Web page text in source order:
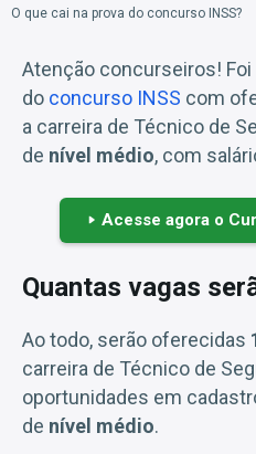
O que cai na prova do concurso INSS?
Atenção concurseiros! Foi
do concurso INSS com
a carreira de Técnico de
de nível médio, com
Acesse agora o
Quantas vagas
Ao todo, serão oferecidas
carreira de Técnico de
oportunidades em
de nível médio.